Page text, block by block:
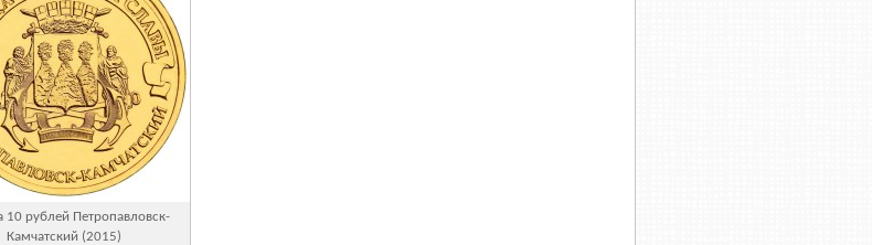
10 рублей Петропавловск-
Камчатский (2015)